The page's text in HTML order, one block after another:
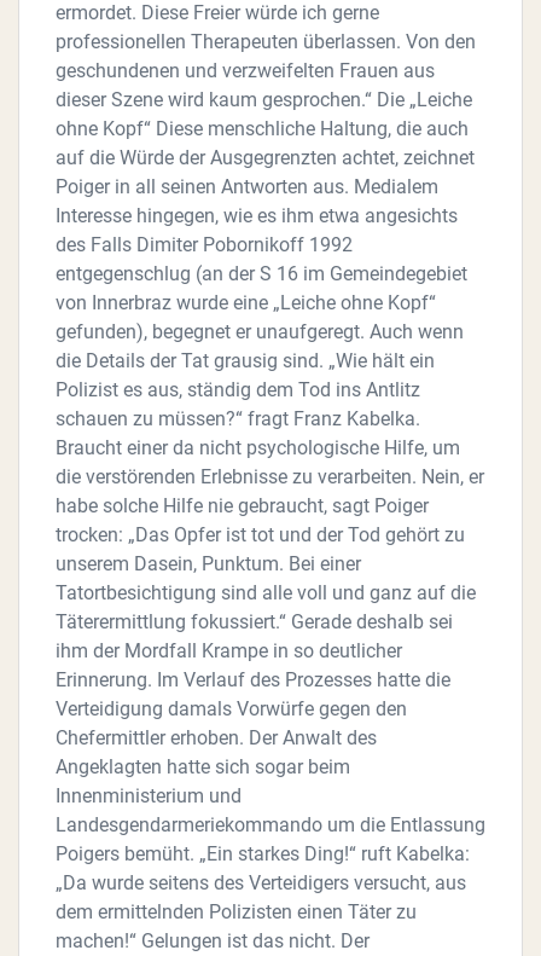
ermordet. Diese Freier würde ich gerne
professionellen Therapeuten überlassen. Von den
geschundenen und verzweifelten Frauen aus
dieser Szene wird kaum gesprochen.“ Die „Leiche
ohne Kopf“ Diese menschliche Haltung, die auch
auf die Würde der Ausgegrenzten achtet, zeichnet
Poiger in all seinen Antworten aus. Medialem
Interesse hingegen, wie es ihm etwa angesichts
des Falls Dimiter Pobornikoff 1992
entgegenschlug (an der S 16 im Gemeindegebiet
von Innerbraz wurde eine „Leiche ohne Kopf“
gefunden), begegnet er unaufgeregt. Auch wenn
die Details der Tat grausig sind. „Wie hält ein
Polizist es aus, ständig dem Tod ins Antlitz
schauen zu müssen?“ fragt Franz Kabelka.
Braucht einer da nicht psychologische Hilfe, um
die verstörenden Erlebnisse zu verarbeiten. Nein, er
habe solche Hilfe nie gebraucht, sagt Poiger
trocken: „Das Opfer ist tot und der Tod gehört zu
unserem Dasein, Punktum. Bei einer
Tatortbesichtigung sind alle voll und ganz auf die
Täterermittlung fokussiert.“ Gerade deshalb sei
ihm der Mordfall Krampe in so deutlicher
Erinnerung. Im Verlauf des Prozesses hatte die
Verteidigung damals Vorwürfe gegen den
Chefermittler erhoben. Der Anwalt des
Angeklagten hatte sich sogar beim
Innenministerium und
Landesgendarmeriekommando um die Entlassung
Poigers bemüht. „Ein starkes Ding!“ ruft Kabelka:
„Da wurde seitens des Verteidigers versucht, aus
dem ermittelnden Polizisten einen Täter zu
machen!“ Gelungen ist das nicht. Der